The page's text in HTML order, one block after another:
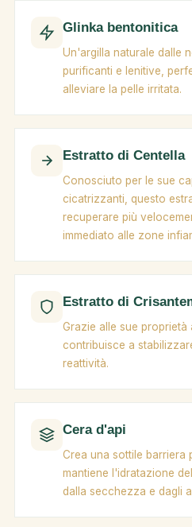
Glinka bentonitica
Un'argilla naturale dalle
purificanti e lenitive,
alleviare la pelle irritata.
Estratto di Centella
Conosciuto per le sue
cicatrizzanti, questo
recuperare più
immediato alle zone
Estratto di
Grazie alle sue proprietà
contribuisce a
reattività.
Cera d'api
Crea una sottile barriera
mantiene l'idratazione
dalla secchezza e dagli